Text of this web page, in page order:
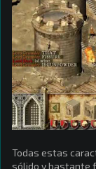
Todas estas
sólido y bastante